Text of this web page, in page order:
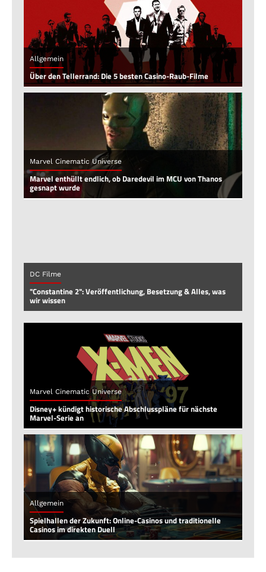
Allgemein
Über den Tellerrand: Die 5 besten Casino-Raub-Filme
Marvel Cinematic Universe
Marvel enthüllt endlich, ob Daredevil im MCU von Thanos
gesnapt wurde
DC Filme
"Constantine 2": Veröffentlichung, Besetzung & Alles, was
wir wissen
Marvel Cinematic Universe
Disney+ kündigt historische Abschlusspläne für nächste
Marvel-Serie an
Allgemein
Spielhallen der Zukunft: Online-Casinos und traditionelle
Casinos im direkten Duell